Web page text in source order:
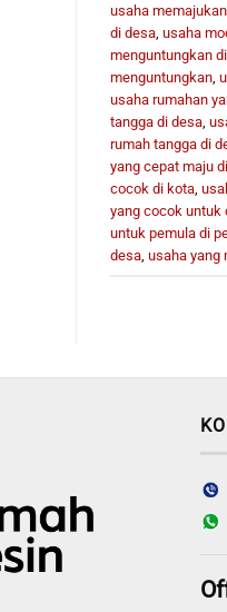
usaha
di desa, usaha
menguntungkan
menguntungkan,
usaha rumahan
tangga di desa,
rumah tangga di
yang cepat maju
cocok di kota,
yang cocok untuk
untuk pemula di
desa, usaha yang